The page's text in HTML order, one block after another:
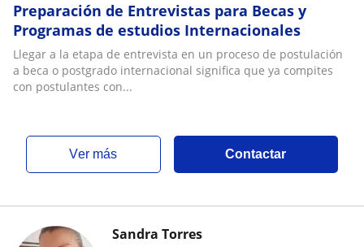
Preparación de Entrevistas para Becas y
Programas de estudios Internacionales
Llegar a la etapa de entrevista en un proceso de postulación
a beca o postgrado internacional significa que ya compites
con postulantes con...
ver más Contactar
Sandra Torres